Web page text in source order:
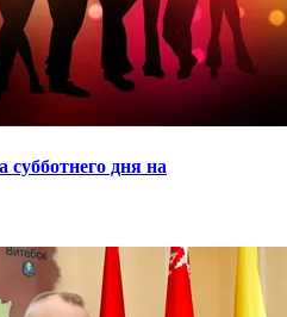
дня на